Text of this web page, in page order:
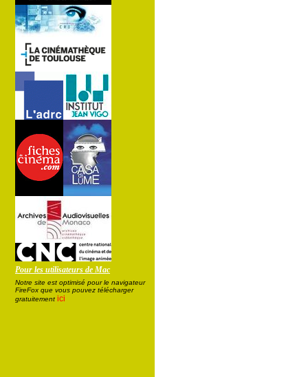
Pour les utilisateurs de Mac
Notre site est optimisé pour le navigateur
FireFox que vous pouvez télécharger
gratuitement ici